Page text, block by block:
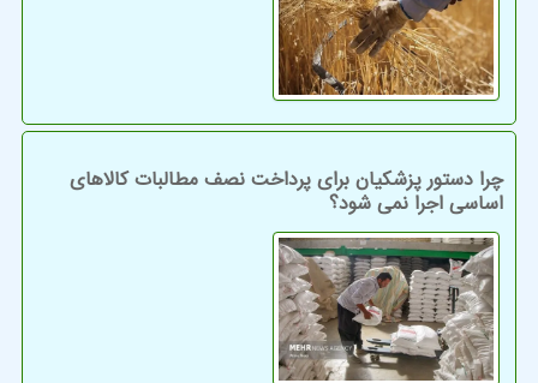
چرا دستور پزشکیان برای پرداخت نصف مطالبات کالاهای
اساسی اجرا نمی شود؟